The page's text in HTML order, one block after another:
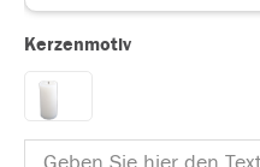
Kerzenmotiv